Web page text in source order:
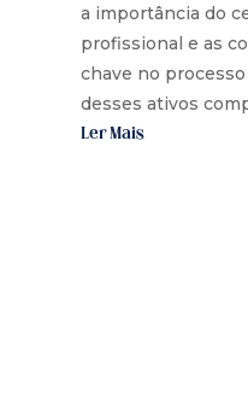
a importância do
profissional e as
chave no
desses ativos
Ler Mais